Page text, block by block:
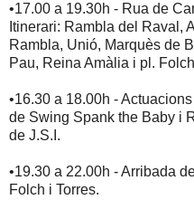
•17.00 a 19.30h - Rua de
Itinerari: Rambla del Raval,
Rambla, Unió, Marquès de
Pau, Reina Amàlia i pl.
•16.30 a 18.00h -
de Swing Spank the Baby i
de J.S.I.
•19.30 a 22.00h - Arribada
Folch i Torres.